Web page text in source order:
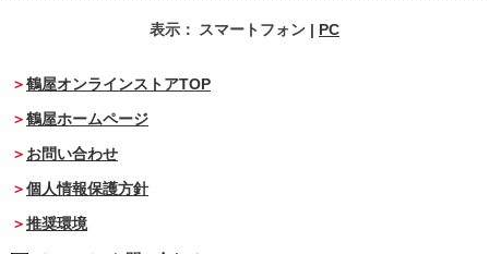
表示： スマートフォン | PC
鶴屋オンラインストアTOP
鶴屋ホームページ
お問い合わせ
個人情報保護方針
推奨環境